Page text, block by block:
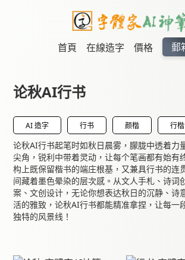
首頁 在線造字 價格 郵
论秋AI行书
AI 造字 行书 颜楷 行楷
论秋AI行书起笔时如秋日晨雾，朦胧中透着力
尖角，锐利中带着灵动，让每个笔画都有始有
构上既保留楷书的端庄根基，又兼具行书的连
间藏着墨色晕染的层次感。从文人手札、诗词
案、文创设计，无论你想表达秋日的沉静、诗
活的雅致，论秋AI行书都能精准拿捏，让每一
独特的风景线！